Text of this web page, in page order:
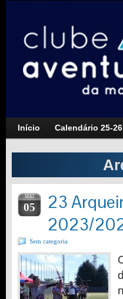
Início Calendário 25-
MAI
05
23
2023/
Sem categoria